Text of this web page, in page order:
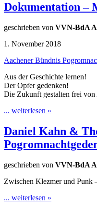
Dokumentation –
geschrieben von VVN-BdA
1. November 2018
Aachener Bündnis
Aus der Geschichte lernen!
Der Opfer gedenken!
Die Zukunft gestalten frei von
... weiterlesen »
Daniel Kahn &
geschrieben von VVN-BdA
Zwischen Klezmer und Punk
... weiterlesen »